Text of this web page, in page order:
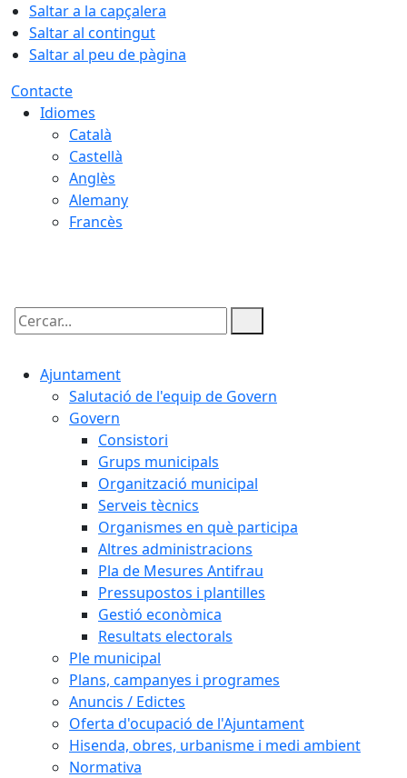
Saltar a la capçalera
Saltar al contingut
Saltar al peu de pàgina
Contacte
Idiomes
Català
Castellà
Anglès
Alemany
Francès
Cercar:
Ajuntament
Salutació de l'equip de Govern
Govern
Consistori
Grups municipals
Organització municipal
Serveis tècnics
Organismes en què participa
Altres administracions
Pla de Mesures Antifrau
Pressupostos i plantilles
Gestió econòmica
Resultats electorals
Ple municipal
Plans, campanyes i programes
Anuncis / Edictes
Oferta d'ocupació de l'Ajuntament
Hisenda, obres, urbanisme i medi ambient
Normativa